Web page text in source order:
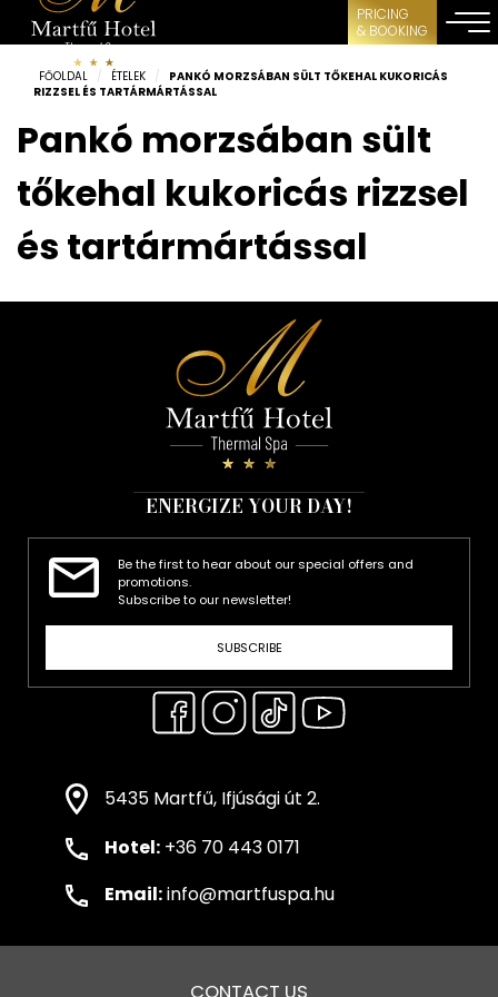
PRICING
& BOOKING
FŐOLDAL / ÉTELEK /
PANKÓ MORZSÁBAN SÜLT TŐKEHAL KUKORICÁS
RIZZSEL ÉS TARTÁRMÁRTÁSSAL
Pankó morzsában sült
tőkehal kukoricás rizzsel
és tartármártással
ENERGIZE YOUR DAY!
Be the first to hear about our special offers and
promotions.
Subscribe to our newsletter!
SUBSCRIBE
5435 Martfű, Ifjúsági út 2.
Hotel: +36 70 443 0171
Email:info@martfuspa.hu